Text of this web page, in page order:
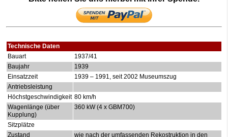
Technische Daten
Bauart
1937/41
Baujahr
1939
Einsatzzeit
1939 – 1991, seit 2002 Museumszug
Antriebsleistung
Höchstgeschwindigkeit 80 km/h
Wagenlänge (über
Kupplung)
360 kW (4 x GBM700)
Sitzplätze
Zustand
wie nach der umfassenden Rekostruktion in den